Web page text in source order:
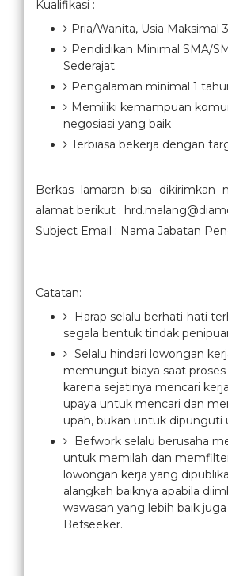
Kualifikasi :
Pria/Wanita, Usia Maksimal
Pendidikan Minimal SMA/
Sederajat
Pengalaman minimal 1
Memiliki kemampuan
negosiasi yang baik
Terbiasa bekerja dengan
Berkas lamaran bisa dikirimkan
alamat berikut :
Subject Email : Nama Jabatan
Catatan:
Harap selalu berhati-hati
segala bentuk tindak
Selalu hindari lowongan
memungut biaya saat
karena sejatinya mencari
upaya untuk mencari dan
upah, bukan untuk dipunguti
Befwork selalu berusaha
untuk memilah dan
lowongan kerja yang
alangkah baiknya apabila
wawasan yang lebih baik juga
Befseeker.